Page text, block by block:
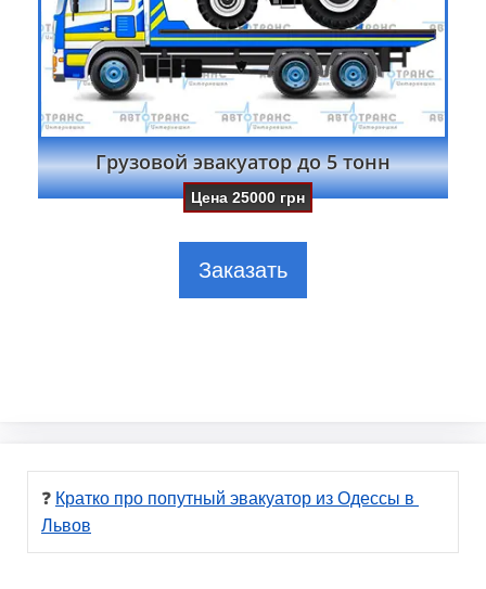
Грузовой эвакуатор до 5 тонн
Цена25000 грн
Заказать
❓ Кратко про попутный эвакуатор из Одессы в
Львов